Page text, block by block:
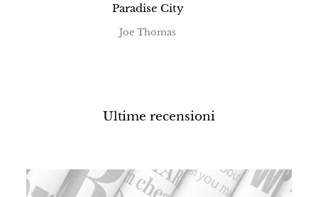
Paradise City
Joe Thomas
Ultime recensioni